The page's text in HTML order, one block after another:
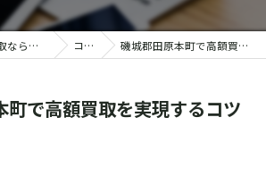
奈良県橿原市の買取なら買取大吉 大和八木店 コラム 磯城郡田原本町で高額買取を実現するコツ
町で高額買取を実現するコツ